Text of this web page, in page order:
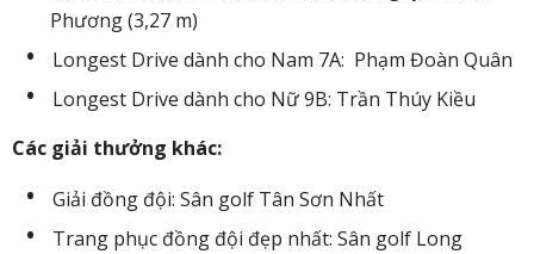
Phương (3,27 m)
Longest Drive dành cho Nam 7A: Phạm Đoàn Quân
Longest Drive dành cho Nữ 9B: Trần Thúy Kiều
Các giải thưởng khác:
Giải đồng đội: Sân golf Tân Sơn Nhất
Trang phục đồng đội đẹp nhất: Sân golf Long